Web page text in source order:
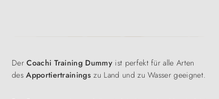
DerCoachi Training Dummy ist perfekt für alle Arten
desApportiertrainingszu Land und zu Wasser geeignet.